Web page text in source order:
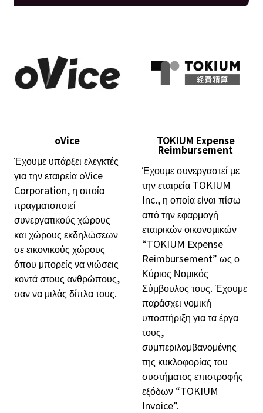
oVice
Έχουμε υπάρξει ελεγκτές
για την εταιρεία oVice
Corporation, η οποία
πραγματοποιεί
συνεργατικούς χώρους
και χώρους εκδηλώσεων
σε εικονικούς χώρους
όπου μπορείς να νιώσεις
κοντά στους ανθρώπους,
σαν να μιλάς δίπλα τους.
TOKIUM Expense
Reimbursement
Έχουμε συνεργαστεί με
την εταιρεία TOKIUM
Inc., η οποία είναι πίσω
από την εφαρμογή
εταιρικών οικονομικών
“TOKIUM Expense
Reimbursement” ως ο
Κύριος Νομικός
Σύμβουλος τους. Έχουμε
παράσχει νομική
υποστήριξη για τα έργα
τους,
συμπεριλαμβανομένης
της κυκλοφορίας του
συστήματος επιστροφής
εξόδων “TOKIUM
Invoice”.